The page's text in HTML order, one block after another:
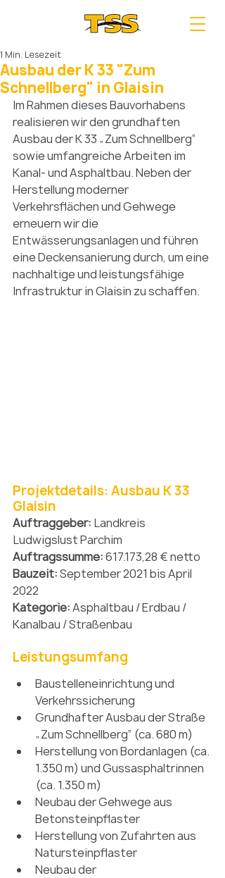
Ausbau der K 33 "Zum
Schnellberg" in Glaisin
1 Min. Lesezeit
Im Rahmen dieses Bauvorhabens
realisieren wir den grundhaften
Ausbau der K 33 „Zum Schnellberg“
sowie umfangreiche Arbeiten im
Kanal- und Asphaltbau. Neben der
Herstellung moderner
Verkehrsflächen und Gehwege
erneuern wir die
Entwässerungsanlagen und führen
eine Deckensanierung durch, um eine
nachhaltige und leistungsfähige
Infrastruktur in Glaisin zu schaffen.
Projektdetails: Ausbau K 33
Glaisin
Auftraggeber: Landkreis
Ludwigslust Parchim
Auftragssumme: 617.173,28 € netto
Bauzeit: September 2021 bis April
2022
Kategorie: Asphaltbau / Erdbau /
Kanalbau / Straßenbau
Leistungsumfang
Baustelleneinrichtung und
Verkehrssicherung
Grundhafter Ausbau der Straße
„Zum Schnellberg“ (ca. 680 m)
Herstellung von Bordanlagen (ca.
1.350 m) und Gussasphaltrinnen
(ca. 1.350 m)
Neubau der Gehwege aus
Betonsteinpflaster
Herstellung von Zufahrten aus
Natursteinpflaster
Neubau der